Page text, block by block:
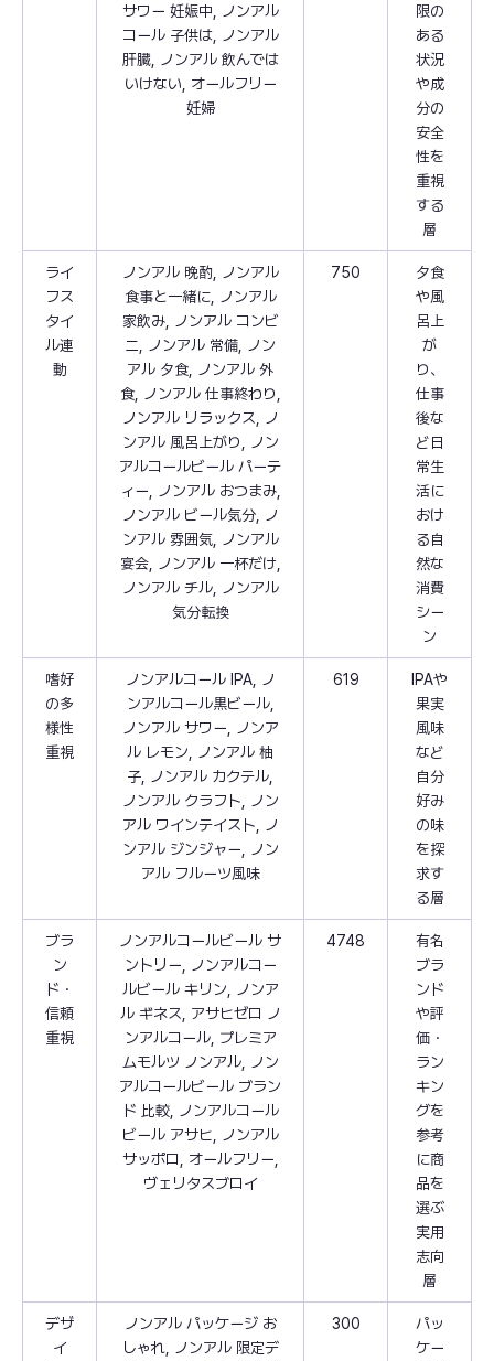
サワー 妊娠中, ノンアル
コール 子供は, ノンアル
肝臓, ノンアル 飲んでは
いけない, オールフリー
妊婦
限の
ある
状況
や成
分の
安全
性を
重視
する
層
ライ
フス
タイ
ル連
動
ノンアル 晩酌, ノンアル
食事と一緒に, ノンアル
家飲み, ノンアル コンビ
ニ, ノンアル 常備, ノン
アル 夕食, ノンアル 外
食, ノンアル 仕事終わり,
ノンアル リラックス, ノ
ンアル 風呂上がり, ノン
アルコールビール パーテ
ィー, ノンアル おつまみ,
ノンアル ビール気分, ノ
ンアル 雰囲気, ノンアル
宴会, ノンアル 一杯だけ,
ノンアル チル, ノンアル
気分転換
750
夕食
や風
呂上
が
り、
仕事
後な
ど日
常生
活に
おけ
る自
然な
消費
シー
ン
嗜好
の多
様性
重視
ノンアルコール IPA, ノ
ンアルコール黒ビール,
ノンアル サワー, ノンア
ル レモン, ノンアル 柚
子, ノンアル カクテル,
ノンアル クラフト, ノン
アル ワインテイスト, ノ
ンアル ジンジャー, ノン
アル フルーツ風味
619
IPAや
果実
風味
など
自分
好み
の味
を探
求す
る層
ブラ
ン
ド・
信頼
重視
ノンアルコールビール サ
ントリー, ノンアルコー
ルビール キリン, ノンア
ル ギネス, アサヒゼロ ノ
ンアルコール, プレミア
ムモルツ ノンアル, ノン
アルコールビール ブラン
ド 比較, ノンアルコール
ビール アサヒ, ノンアル
サッポロ, オールフリー,
ヴェリタスブロイ
4748
有名
ブラ
ンド
や評
価・
ラン
キン
グを
参考
に商
品を
選ぶ
実用
志向
層
デザ
イ
ノンアル パッケージ お
しゃれ, ノンアル 限定デ
300
パッ
ケー